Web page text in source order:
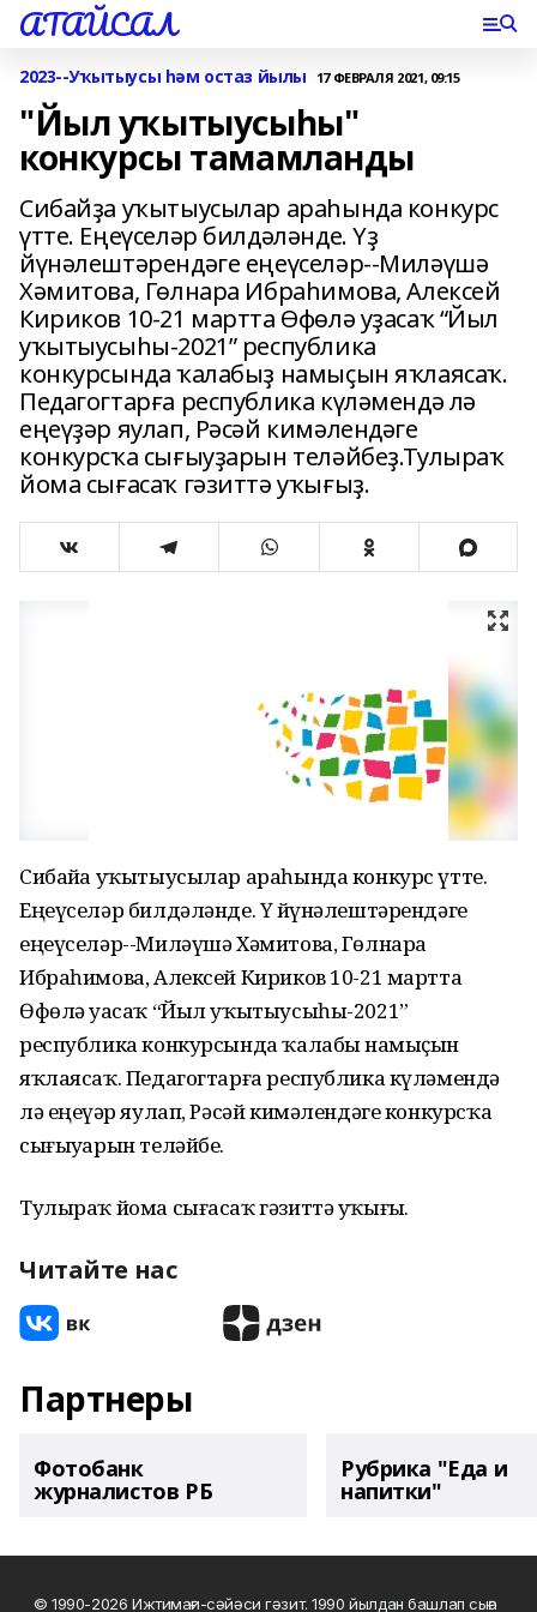
АТАЙСАЛ
2023--Уҡытыусы һәм остаз йылы 17 ФЕВРАЛЯ 2021, 09:15
"Йыл уҡытыусыһы"
конкурсы тамамланды
Сибайҙа уҡытыусылар араһында конкурс
үтте. Еңеүселәр билдәләнде. Үҙ
йүнәлештәрендәге еңеүселәр--Миләүшә
Хәмитова, Гөлнара Ибраһимова, Алексей
Кириков 10-21 мартта Өфөлә уҙасаҡ “Йыл
уҡытыусыһы-2021” республика
конкурсында ҡалабыҙ намыҫын яҡлаясаҡ.
Педагогтарға республика күләмендә лә
еңеүҙәр яулап, Рәсәй кимәлендәге
конкурсҡа сығыуҙарын теләйбеҙ.Тулыраҡ
йома сығасаҡ гәзиттә уҡығыҙ.
Сибайҙа уҡытыусылар араһында конкурс үтте.
Еңеүселәр билдәләнде. Үҙ йүнәлештәрендәге
еңеүселәр--Миләүшә Хәмитова, Гөлнара
Ибраһимова, Алексей Кириков 10-21 мартта
Өфөлә уҙасаҡ “Йыл уҡытыусыһы-2021”
республика конкурсында ҡалабыҙ намыҫын
яҡлаясаҡ. Педагогтарға республика күләмендә
лә еңеүҙәр яулап, Рәсәй кимәлендәге конкурсҡа
сығыуҙарын теләйбеҙ.
Тулыраҡ йома сығасаҡ гәзиттә уҡығыҙ.
Читайте нас
Партнеры
Фотобанк
журналистов РБ
Рубрика "Еда и
напитки"
© 1990-2026 Ижтимағи-сәйәси гәзит. 1990 йылдан башлап сыға